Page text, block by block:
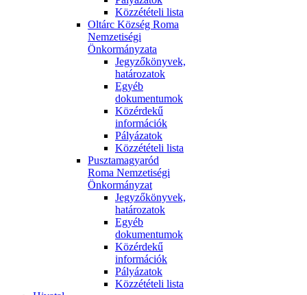
Közzétételi lista
Oltárc Község Roma
Nemzetiségi
Önkormányzata
Jegyzőkönyvek,
határozatok
Egyéb
dokumentumok
Közérdekű
információk
Pályázatok
Közzétételi lista
Pusztamagyaród
Roma Nemzetiségi
Önkormányzat
Jegyzőkönyvek,
határozatok
Egyéb
dokumentumok
Közérdekű
információk
Pályázatok
Közzétételi lista